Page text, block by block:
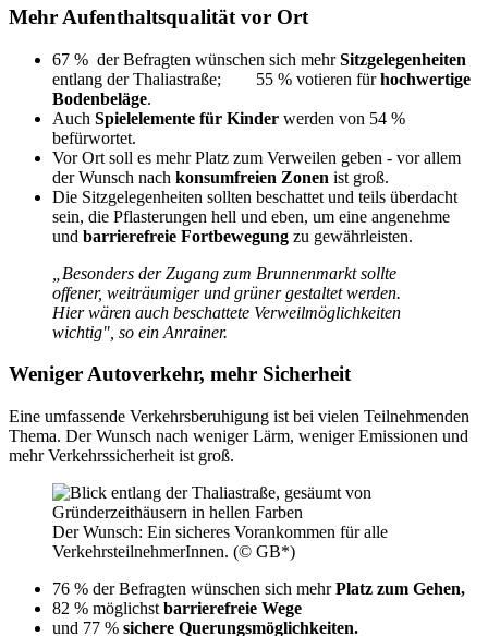
Mehr Aufenthaltsqualität vor Ort
67 % der Befragten wünschen sich mehrSitzgelegenheiten
entlang der Thaliastraße; 55 % votieren fürhochwertige
Bodenbeläge.
Auch Spielelemente für Kinder werden von 54 %
befürwortet.
Vor Ort soll es mehr Platz zum Verweilen geben - vor allem
der Wunsch nach konsumfreien Zonen ist groß.
Die Sitzgelegenheiten sollten beschattet und teils überdacht
sein, die Pflasterungen hell und eben, um eine angenehme
und barrierefreie Fortbewegung zu gewährleisten.
„Besonders der Zugang zum Brunnenmarkt sollte
offener, weiträumiger und grüner gestaltet werden.
Hier wären auch beschattete Verweilmöglichkeiten
wichtig", so ein Anrainer.
Weniger Autoverkehr, mehr Sicherheit
Eine umfassende Verkehrsberuhigung ist bei vielen Teilnehmenden
Thema. Der Wunsch nach weniger Lärm, weniger Emissionen und
mehr Verkehrssicherheit ist groß.
Der Wunsch: Ein sicheres Vorankommen für alle
VerkehrsteilnehmerInnen. (© GB*)
76 % der Befragten wünschen sich mehrPlatz zum Gehen,
82 % möglichst barrierefreie Wege
und 77 % sichere Querungsmöglichkeiten.